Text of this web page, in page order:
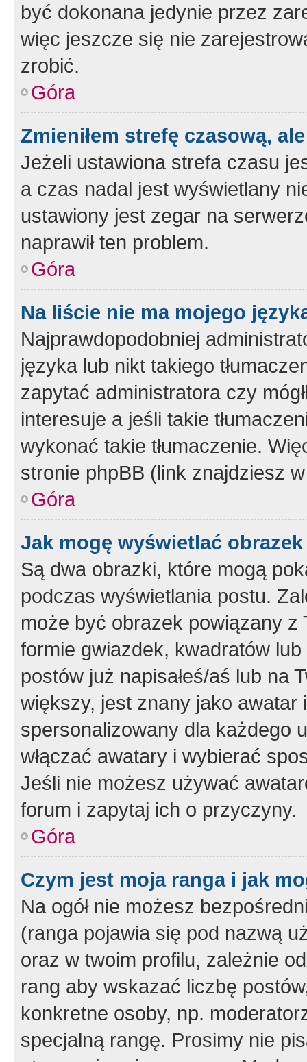
być dokonana jedynie przez
więc jeszcze się nie
zrobić.
Góra
Zmieniłem strefę czasową,
Jeżeli ustawiona strefa czasu
a czas nadal jest wyświetlany
ustawiony jest zegar na
naprawił ten problem.
Góra
Na liście nie ma mojego
Najprawdopodobniej
języka lub nikt takiego
zapytać administratora czy
interesuje a jeśli takie
wykonać takie tłumaczenie.
stronie phpBB (link znajdziesz
Góra
Jak mogę wyświetlać
Są dwa obrazki, które mogą
podczas wyświetlania postu.
może być obrazek powiązany z
formie gwiazdek, kwadratów
postów już napisałeś/aś lub na
większy, jest znany jako
spersonalizowany dla każdego
włączać awatary i wybierać
Jeśli nie możesz używać
forum i zapytaj ich o przyczyny.
Góra
Czym jest moja ranga i jak
Na ogół nie możesz
(ranga pojawia się pod nazwą
oraz w twoim profilu, zależnie
rang aby wskazać liczbę
konkretne osoby, np.
specjalną rangę. Prosimy nie